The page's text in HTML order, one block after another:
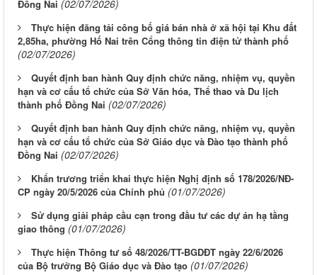
Đồng Nai (02/07/2026)
Thực hiện đăng tải công bố giá bán nhà ở xã hội tại Khu đất
2,85ha, phường Hố Nai trên Cổng thông tin điện tử thành phố
(02/07/2026)
Quyết định ban hành Quy định chức năng, nhiệm vụ, quyền
hạn và cơ cấu tổ chức của Sở Văn hóa, Thể thao và Du lịch
thành phố Đồng Nai (02/07/2026)
Quyết định ban hành Quy định chức năng, nhiệm vụ, quyền
hạn và cơ cấu tổ chức của Sở Giáo dục và Đào tạo thành phố
Đồng Nai (02/07/2026)
Khẩn trương triển khai thực hiện Nghị định số 178/2026/NĐ-
CP ngày 20/5/2026 của Chính phủ (01/07/2026)
Sử dụng giải pháp cầu cạn trong đầu tư các dự án hạ tầng
giao thông (01/07/2026)
Thực hiện Thông tư số 48/2026/TT-BGDĐT ngày 22/6/2026
của Bộ trưởng Bộ Giáo dục và Đào tạo (01/07/2026)